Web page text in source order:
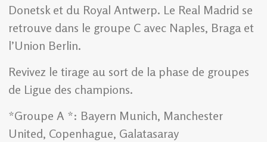
Donetsk et du Royal Antwerp. Le Real Madrid se
retrouve dans le groupe C avec Naples, Braga et
l’Union Berlin.
Revivez le tirage au sort de la phase de groupes
de Ligue des champions.
*Groupe A *: Bayern Munich, Manchester
United, Copenhague, Galatasaray